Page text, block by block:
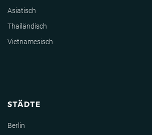
Asiatisch
Thailändisch
Vietnamesisch
STÄDTE
Berlin